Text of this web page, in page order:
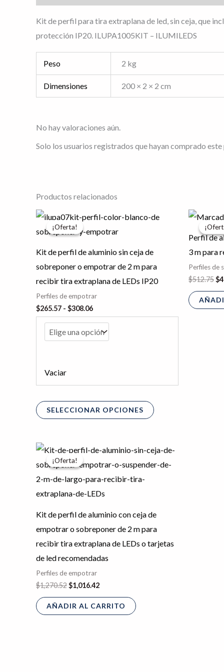
Kit de perfil para tira extraplana de led, sin ceja, que
protección IP20. ILUPA1005KIT – ILUMILEDS
Peso 2 kg
Dimensiones 200 × 2 × 2 cm
No hay valoraciones aún.
Solo los usuarios registrados que hayan comprado
Productos relacionados
¡Oferta!
¡Oferta!
Kit de perfil de aluminio sin ceja de
sobreponer o empotrar de 2 m para
recibir tira extraplana de LEDs IP20
Perfiles de empotrar
$265.57 - $308.06
Rango
de
precios:
$265.57
$308.06
Vaciar
SELECCIONAR OPCIONES
Este
se
Perfil de
3 m para
Perfiles de
$512.75$
¡Oferta!
¡Oferta!
Kit de perfil de aluminio con ceja de
empotrar o sobreponer de 2 m para
recibir tira extraplana de LEDs o tarjetas
de led recomendadas
Perfiles de empotrar
$1,270.52
precio
original
$1,270.52.
$1,016.42
precio
actual
$1,016.42.
AÑADIR AL CARRITO